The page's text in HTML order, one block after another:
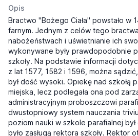
Opis
Bractwo "Bożego Ciała" powstało w
farnym. Jednym z celów tego
nabożeństwach i uświetnianie ich
wykonywane były prawdopodobnie
szkoły. Na podstawie informacji
z lat 1577, 1582 i 1596, można
był dość wysoki. Opiekę nad szkołą
miejska, lecz podlegała ona pod
administracyjnym proboszczowi
dwustopniowy system nauczania
poziom nauki w szkole parafialnej
było zasługą rektora szkoły. Rektor